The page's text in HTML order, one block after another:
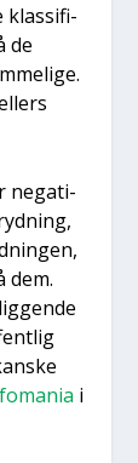
klas­si­fi­
de
nega­ti­
dem.
i